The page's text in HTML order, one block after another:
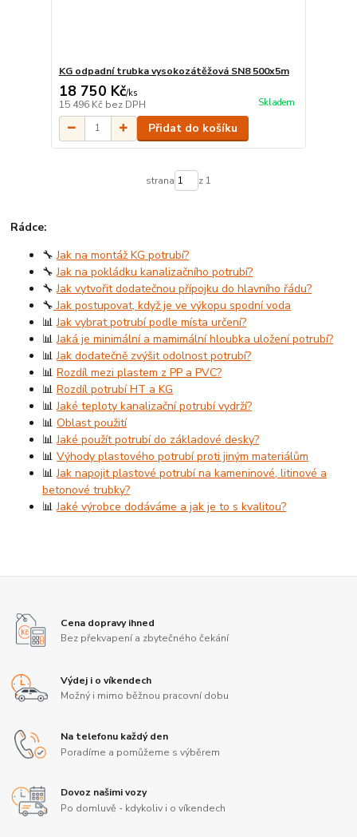
KG odpadní trubka vysokozátěžová SN8 500x5m
18 750 Kč/ks
15 496 Kč bez DPH Skladem
Přidat do košíku
strana z 1
Rádce:
🔧Jak na montáž KG potrubí?
🔧Jak na pokládku kanalizačního potrubí?
🔧Jak vytvořit dodatečnou přípojku do hlavního řádu?
🔧 Jak postupovat, když je ve výkopu spodní voda
📊Jak vybrat potrubí podle místa určení?
📊Jaká je minimální a mamimální hloubka uložení potrubí?
📊Jak dodatečně zvýšit odolnost potrubí?
📊Rozdíl mezi plastem z PP a PVC?
📊Rozdíl potrubí HT a KG
📊Jaké teploty kanalizační potrubí vydrží?
📊Oblast použití
📊Jaké použít potrubí do základové desky?
📊Výhody plastového potrubí proti jiným materiálům
📊Jak napojit plastové potrubí na kameninové, litinové a
betonové trubky?
📊Jaké výrobce dodáváme a jak je to s kvalitou?
Cena dopravy ihned
Bez překvapení a zbytečného čekání
Výdej i o víkendech
Možný i mimo běžnou pracovní dobu
Na telefonu každý den
Poradíme a pomůžeme s výběrem
Dovoz našimi vozy
Po domluvě - kdykoliv i o víkendech